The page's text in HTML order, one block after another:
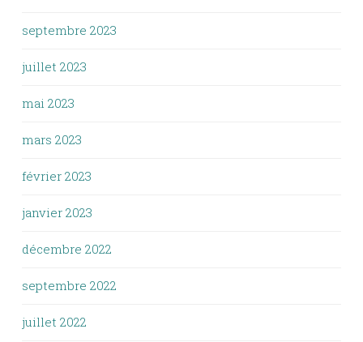
septembre 2023
juillet 2023
mai 2023
mars 2023
février 2023
janvier 2023
décembre 2022
septembre 2022
juillet 2022